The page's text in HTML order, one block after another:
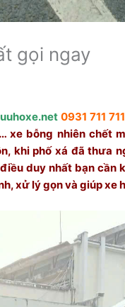
gọi ngay
0931 711 711
xe bỗng nhiên chết
khi phố xá đã thưa
duy nhất bạn cần
xử lý gọn và giúp xe